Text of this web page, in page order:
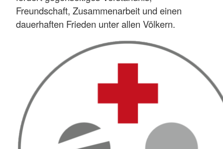
Freundschaft, Zusammenarbeit und einen
dauerhaften Frieden unter allen Völkern.